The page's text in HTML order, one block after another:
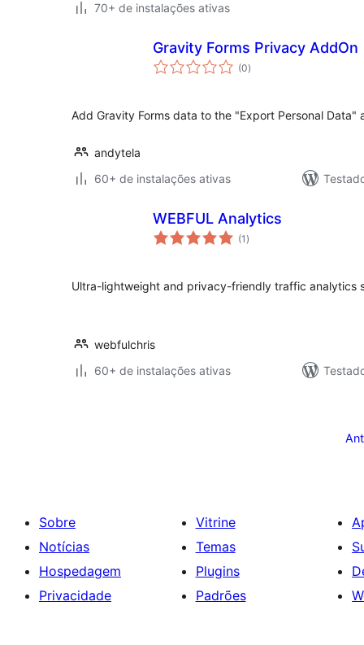
70+ de instalações ativas
Gravity Forms Privacy AddOn
(0total
de
)
Add Gravity Forms data to the "Export Personal Data"
andytela
60+ de instalações ativas
WEBFUL Analytics
(1 total
de
)
Ultra-lightweight and privacy-friendly traffic analytics
webfulchris
60+ de instalações ativas
Sobre
Notícias
Hospedagem
Privacidade
Vitrine
Temas
Plugins
Padrões